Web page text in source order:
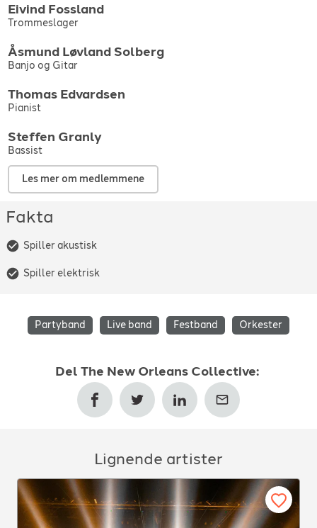
Eivind Fossland
Trommeslager
Åsmund Løvland Solberg
Banjo og Gitar
Thomas Edvardsen
Pianist
Steffen Granly
Bassist
Les mer om medlemmene
Fakta
Spiller akustisk
Spiller elektrisk
Partyband Live band Festband Orkester
Del The New Orleans Collective:
Lignende artister